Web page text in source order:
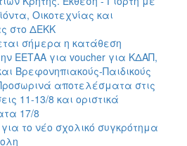
Οικοτεχνίας και
στο ΔΕΚΚ
σήμερα η κατάθεση
ΕΕΤΑΑ για voucher για ΚΔΑΠ,
Βρεφονηπιακούς-Παιδικούς
αποτελέσματα στις
11-13/8 και οριστικά
17/8
το νέο σχολικό συγκρότημα